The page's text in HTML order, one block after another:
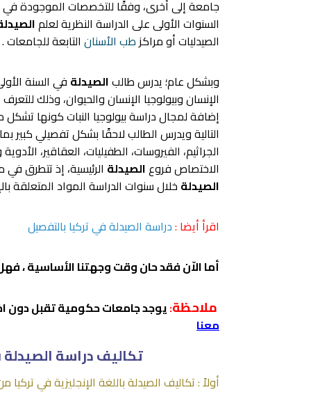
السنوات الأولى على الدراسة النظرية لعلم
الصيدليات أو مراكز طب الأسنان التابعة للجامعات .
وبشكل عام؛ يدرس طالبالصيدلة في السنة
الإنسان وبيولوجيا الإنسان والحيوان، وذلك
إضافة لمجال دراسة بيولوجيا النبات كونها
التالية ويدرس الطالب لاحقًا بشكل تفصيلي كبير
الجراثيم، الفيروسات، الطفيليات، العقاقير،
الاختصاص فروعالصيدلة الرئيسية، إذ تتطرق
الصيدلة خلال سنوات الدراسة المواد المتعلقة
اقرأ أيضا :دراسة الصيدلة في تركيا بالتفصيل
أما الاّن فقد حان وقت وجهتنا الأساسية ،
ملاحظة:يوجد جامعات حكومية تقبل دون
معنا
تكاليف دراسة
أولاً : تكاليف الصيدلة باللغة الإنجليزية في